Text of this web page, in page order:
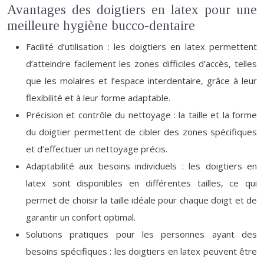
Avantages des doigtiers en latex pour une
meilleure hygiène bucco-dentaire
Facilité d’utilisation : les doigtiers en latex permettent
d’atteindre facilement les zones difficiles d’accès, telles
que les molaires et l’espace interdentaire, grâce à leur
flexibilité et à leur forme adaptable.
Précision et contrôle du nettoyage : la taille et la forme
du doigtier permettent de cibler des zones spécifiques
et d’effectuer un nettoyage précis.
Adaptabilité aux besoins individuels : les doigtiers en
latex sont disponibles en différentes tailles, ce qui
permet de choisir la taille idéale pour chaque doigt et de
garantir un confort optimal.
Solutions pratiques pour les personnes ayant des
besoins spécifiques : les doigtiers en latex peuvent être